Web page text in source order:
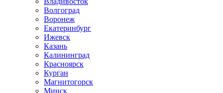
Волгоград
Воронеж
Екатеринбург
Ижевск
Казань
Калининград
Красноярск
Курган
Магнитогорск
Минск